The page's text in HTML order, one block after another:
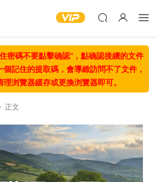
密碼不要點擊确認“，點确認後續的文件
記住的提取碼，會導緻訪問不了文件，
浏覽器緩存或更換浏覽器即可。
正文